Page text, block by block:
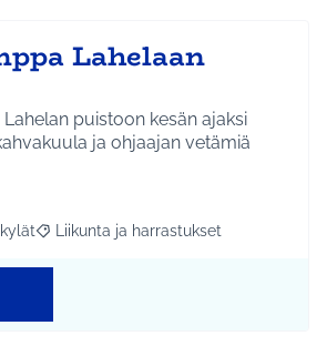
Lahelaan
Lahelan puistoon kesän ajaksi
ja ohjaajan vetämiä
mukaan: Etelä-Tuusulan kylät
Rajaa tulokset teeman mukaan:
Liikunta ja harrastukset